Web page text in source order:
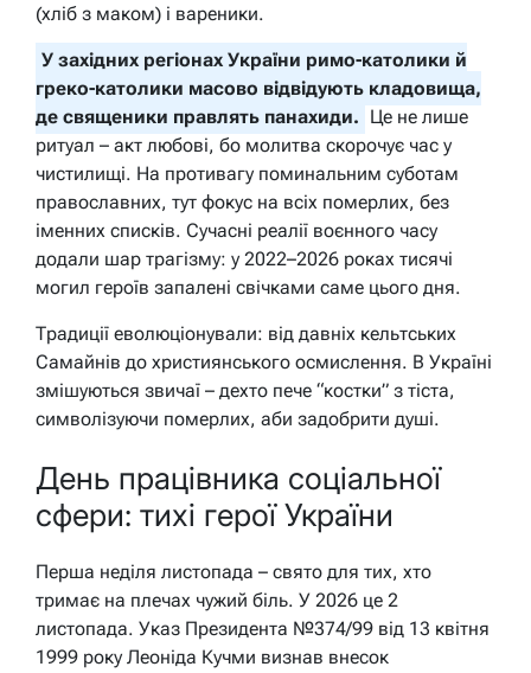
(хліб з маком) і вареники.
У західних регіонах України римо-католики й
греко-католики масово відвідують кладовища,
де священики правлять панахиди. Це не лише
ритуал – акт любові, бо молитва скорочує час у
чистилищі. На противагу поминальним суботам
православних, тут фокус на всіх померлих, без
іменних списків. Сучасні реалії воєнного часу
додали шар трагізму: у 2022–2026 роках тисячі
могил героїв запалені свічками саме цього дня.
Традиції еволюціонували: від давніх кельтських
Самайнів до християнського осмислення. В Україні
змішуються звичаї – дехто пече “костки” з тіста,
символізуючи померлих, аби задобрити душі.
День працівника соціальної
сфери: тихі герої України
Перша неділя листопада – свято для тих, хто
тримає на плечах чужий біль. У 2026 це 2
листопада. Указ Президента №374/99 від 13 квітня
1999 року Леоніда Кучми визнав внесок